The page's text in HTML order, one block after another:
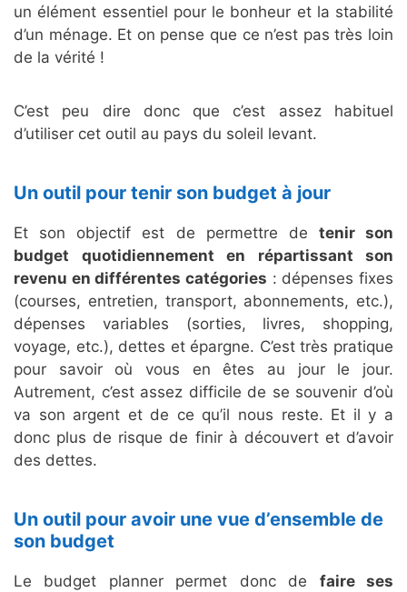
un élément essentiel pour le bonheur et la stabilité
d’un ménage. Et on pense que ce n’est pas très loin
de la vérité !
C’est peu dire donc que c’est assez habituel
d’utiliser cet outil au pays du soleil levant.
Un outil pour tenir son budget à jour
Et son objectif est de permettre de tenir son
budget quotidiennement en répartissant son
revenu en différentes catégories : dépenses fixes
(courses, entretien, transport, abonnements, etc.),
dépenses variables (sorties, livres, shopping,
voyage, etc.), dettes et épargne. C’est très pratique
pour savoir où vous en êtes au jour le jour.
Autrement, c’est assez difficile de se souvenir d’où
va son argent et de ce qu’il nous reste. Et il y a
donc plus de risque de finir à découvert et d’avoir
des dettes.
Un outil pour avoir une vue d’ensemble de
son budget
Le budget planner permet donc de faire ses